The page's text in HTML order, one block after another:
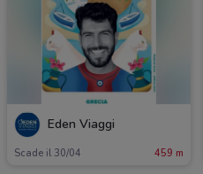
Eden Viaggi
Scade il 30/04 459 m